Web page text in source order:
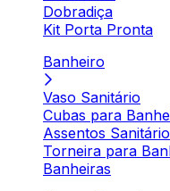
Dobradiça
Kit Porta Pronta
Banheiro
Vaso Sanitário
Cubas para
Assentos
Torneira para
Banheiras